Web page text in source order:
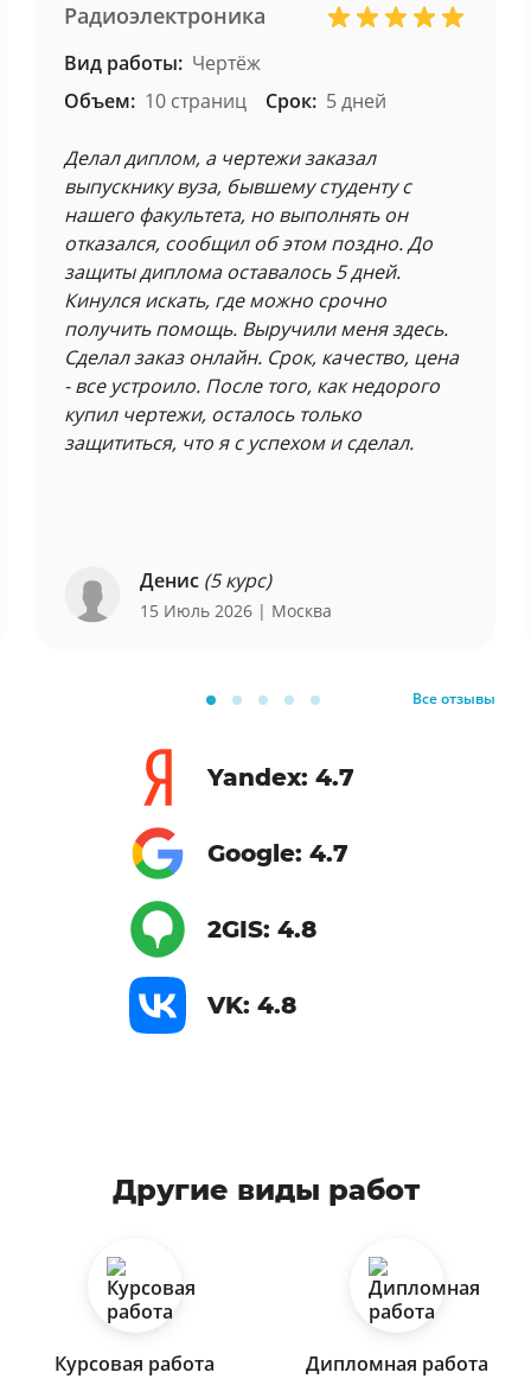
Радиоэлектроника
Вид работы: Чертёж
Объем: 10 страниц Срок: 5 дней
Делал диплом, а чертежи заказал
выпускнику вуза, бывшему студенту с
нашего факультета, но выполнять он
отказался, сообщил об этом поздно. До
защиты диплома оставалось 5 дней.
Кинулся искать, где можно срочно
получить помощь. Выручили меня здесь.
Сделал заказ онлайн. Срок, качество, цена
- все устроило. После того, как недорого
купил чертежи, осталось только
защититься, что я с успехом и сделал.
Денис (5 курс)
15 Июль 2026 | Москва
Все отзывы
Yandex: 4.7
Google: 4.7
2GIS: 4.8
VK: 4.8
Другие виды работ
Курсовая работа Дипломная работа